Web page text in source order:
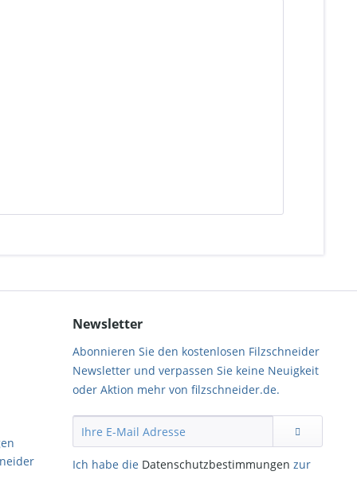
Newsletter
Abonnieren Sie den kostenlosen Filzschneider
Newsletter und verpassen Sie keine Neuigkeit
oder Aktion mehr von filzschneider.de.
Ich habe die Datenschutzbestimmungen zur